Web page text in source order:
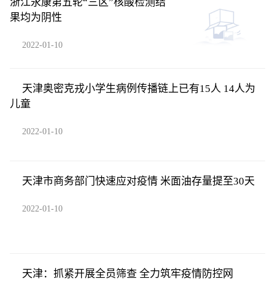
果均为阴性
2022-01-10
天津奥密克戎小学生病例传播链上已有15人 14人为
儿童
2022-01-10
天津市商务部门快速应对疫情 米面油存量提至30天
2022-01-10
天津：抓紧开展全员筛查 全力筑牢疫情防控网